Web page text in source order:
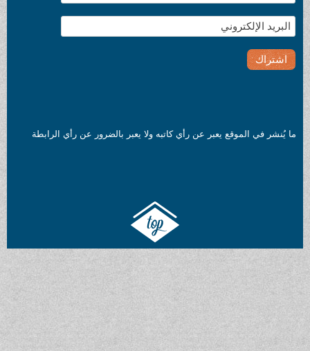
ما يُنشر في الموقع يعبر عن رأي كاتبه ولا يعبر بالضرور عن رأي الرابطة